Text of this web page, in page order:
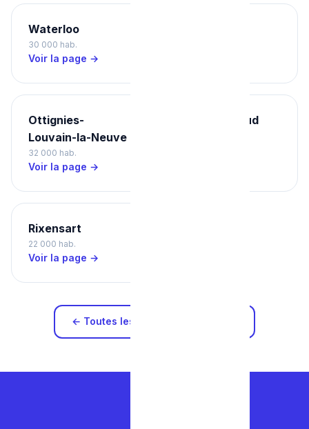
Waterloo
30 000 hab.
Voir la page →
Ottignies-
Louvain-la-Neuve
32 000 hab.
Voir la page →
Braine-l'Alleud
Rixensart
22 000 hab.
Voir la page →
← Toutes les zones d'intervention